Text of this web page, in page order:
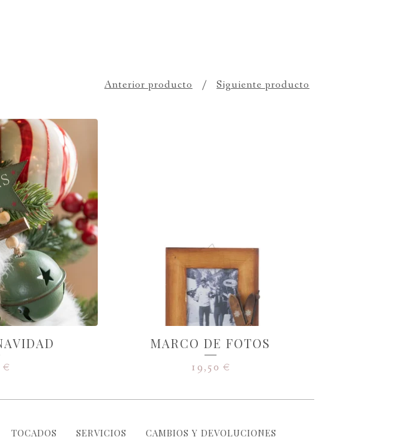
Anterior producto Siguiente producto
€
MARCO DE FOTOS
19,50 €
TOCADOS SERVICIOS CAMBIOS Y DEVOLUCIONES